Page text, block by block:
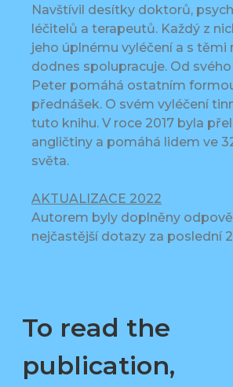
Navštívil desítky doktorů,
léčitelů a terapeutů. Každý z
jeho úplnému vyléčení a s těmi
dodnes spolupracuje. Od
Peter pomáhá ostatním
přednášek. O svém vyléčení
tuto knihu. V roce 2017 byla
angličtiny a pomáhá lidem ve
světa.
AKTUALIZACE 2022
Autorem byly doplněny
nejčastější dotazy za poslední
To read the
publication,